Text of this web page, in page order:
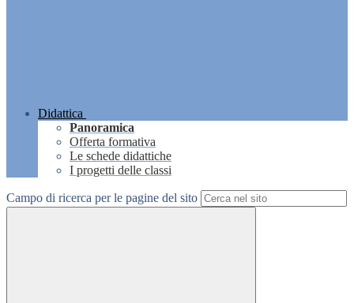
Didattica
Panoramica
Offerta formativa
Le schede didattiche
I progetti delle classi
Campo di ricerca per le pagine del sito